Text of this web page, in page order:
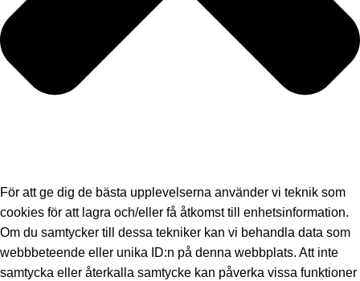
För att ge dig de bästa upplevelserna använder vi teknik som
cookies för att lagra och/eller få åtkomst till enhetsinformation.
Om du samtycker till dessa tekniker kan vi behandla data som
webbbeteende eller unika ID:n på denna webbplats. Att inte
samtycka eller återkalla samtycke kan påverka vissa funktioner